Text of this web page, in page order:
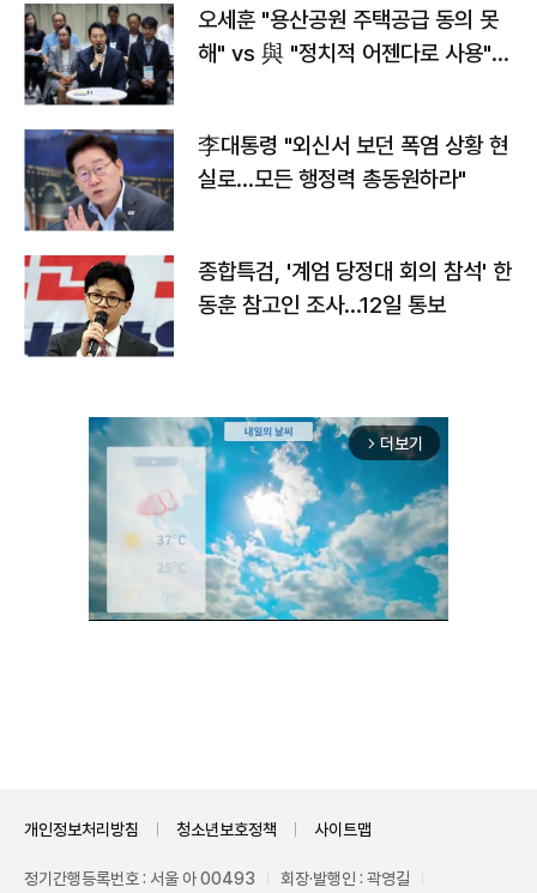
오세훈 "용산공원 주택공급 동의 못
해" vs 與 "정치적 어젠다로 사용"
李대통령 "외신서 보던 폭염 상황 현
실로…모든 행정력 총동원하라"
종합특검, '계엄 당정대 회의 참석' 한
동훈 참고인 조사...12일 통보
arrow_forward_ios 더보기
개인정보처리방침 청소년보호정책 사이트맵
정기간행등록번호 : 서울 아 00493 회장·발행인 : 곽영길